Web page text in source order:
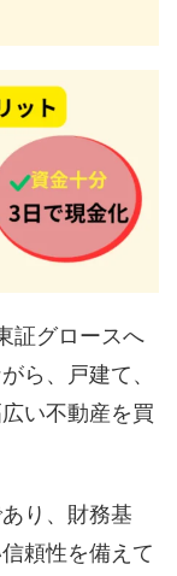
証グロースへ
ら、戸建て、
い不動産を買
り、財務基
頼性を備えて